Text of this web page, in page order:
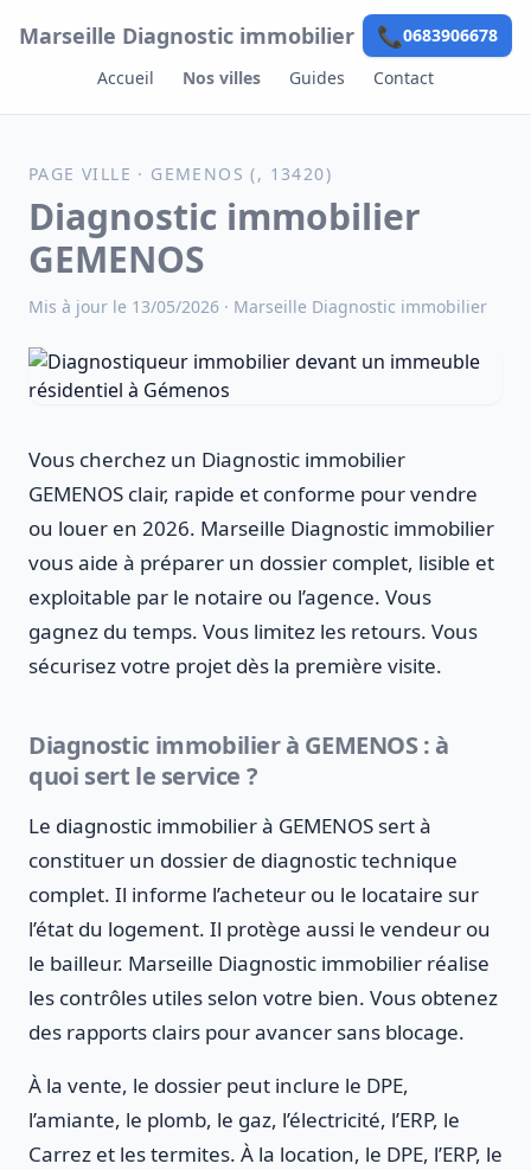
Marseille Diagnostic immobilier 📞0683906678
Accueil
Nos villes Guides Contact
PAGE VILLE · GEMENOS (, 13420)
Diagnostic immobilier
GEMENOS
Mis à jour le 13/05/2026 · Marseille Diagnostic immobilier
Vous cherchez un Diagnostic immobilier
GEMENOS clair, rapide et conforme pour vendre
ou louer en 2026. Marseille Diagnostic immobilier
vous aide à préparer un dossier complet, lisible et
exploitable par le notaire ou l’agence. Vous
gagnez du temps. Vous limitez les retours. Vous
sécurisez votre projet dès la première visite.
Diagnostic immobilier à GEMENOS : à
quoi sert le service ?
Le diagnostic immobilier à GEMENOS sert à
constituer un dossier de diagnostic technique
complet. Il informe l’acheteur ou le locataire sur
l’état du logement. Il protège aussi le vendeur ou
le bailleur. Marseille Diagnostic immobilier réalise
les contrôles utiles selon votre bien. Vous obtenez
des rapports clairs pour avancer sans blocage.
À la vente, le dossier peut inclure le DPE,
l’amiante, le plomb, le gaz, l’électricité, l’ERP, le
Carrez et les termites. À la location, le DPE, l’ERP, le